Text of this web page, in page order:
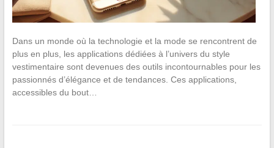
Dans un monde où la technologie et la mode se rencontrent de
plus en plus, les applications dédiées à l’univers du style
vestimentaire sont devenues des outils incontournables pour les
passionnés d’élégance et de tendances. Ces applications,
accessibles du bout…